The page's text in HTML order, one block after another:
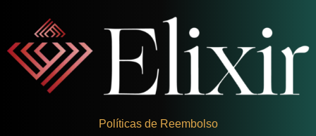
Políticas de Reembolso